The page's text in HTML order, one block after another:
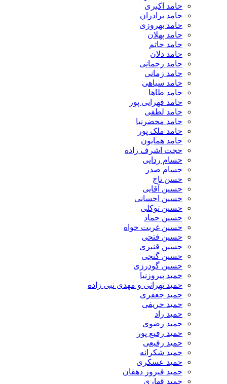
حامد اکبری
حامد برادران
حامد بهروزی
حامد پهلان
حامد حاتم
حامد دلان
حامد رحمانی
حامد زمانی
حامد سیاهی
حامد طاها
حامد قهرایی پور
حامد لطفی
حامد محضرنیا
حامد ملک پور
حامد همایون
حجت اشرف زاده
حسام ردایی
حسام صدر
حسن تاج
حسین آقایی
حسین احسانی
حسین توکلی
حسین حماد
حسین غربت خواه
حسین فتحی
حسین قنبری
حسین گنجی
حسین گودرزی
حمید پیروزنیا
حمید تهرانی و مهدی نبی زاده
حمید جعفری
حمید حریفی
حمید راد
حمید رضوی
حمید رفیع پور
حمید رفیعی
حمید شکرانه
حمید عسکری
حمید فیروز دهقان
حمید قهاری